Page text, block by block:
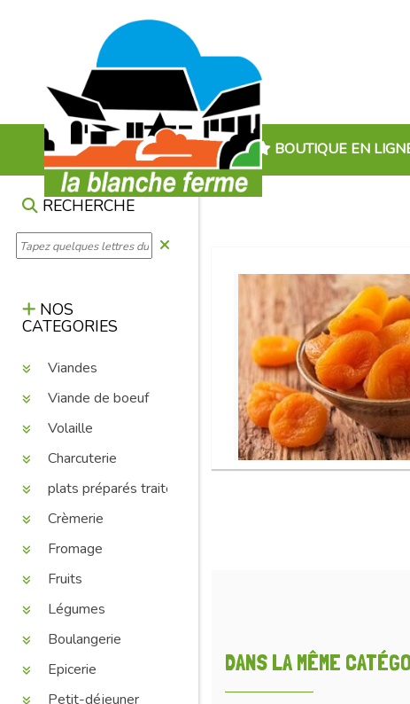
BOUTIQUE EN
RECHERCHE
NOS
CATEGORIES
Viandes
Viande de boeuf
Volaille
Charcuterie
plats préparés traiteur
Crèmerie
Fromage
Fruits
Légumes
Boulangerie
Epicerie
Petit-déjeuner
DANS LA MÊME